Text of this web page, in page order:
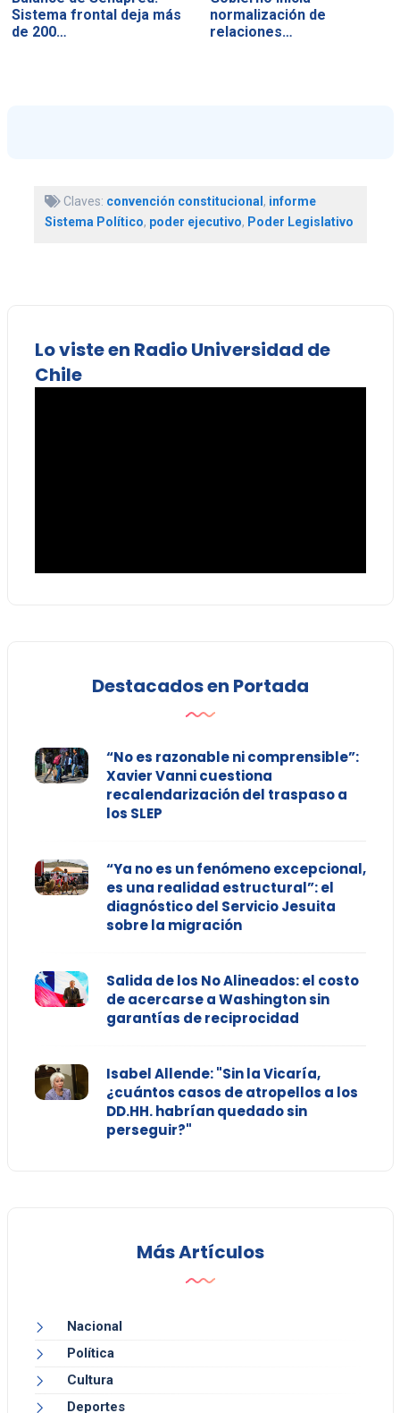
Sistema frontal deja más
de 200…
normalización de
relaciones…
Claves: convención constitucional, informe
Sistema Político, poder ejecutivo, Poder Legislativo
Lo viste en Radio Universidad de
Chile
Destacados en Portada
“No es razonable ni comprensible”:
Xavier Vanni cuestiona
recalendarización del traspaso a
los SLEP
“Ya no es un fenómeno excepcional,
es una realidad estructural”: el
diagnóstico del Servicio Jesuita
sobre la migración
Salida de los No Alineados: el costo
de acercarse a Washington sin
garantías de reciprocidad
Isabel Allende: "Sin la Vicaría,
¿cuántos casos de atropellos a los
DD.HH. habrían quedado sin
perseguir?"
Más Artículos
Nacional
Política
Cultura
Deportes